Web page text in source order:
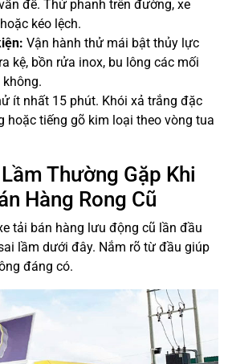
đề. Thử phanh trên đường, xe
kéo lệch.
Vận hành thử mái bật thủy lực
kệ, bồn rửa inox, bu lông các mối
ít nhất 15 phút. Khói xả trắng đặc
hoặc tiếng gõ kim loại theo vòng tua
Thường Gặp Khi
Hàng Rong Cũ
tải bán hàng lưu động cũ lần đầu
lầm dưới đây. Nắm rõ từ đầu giúp
đáng có.